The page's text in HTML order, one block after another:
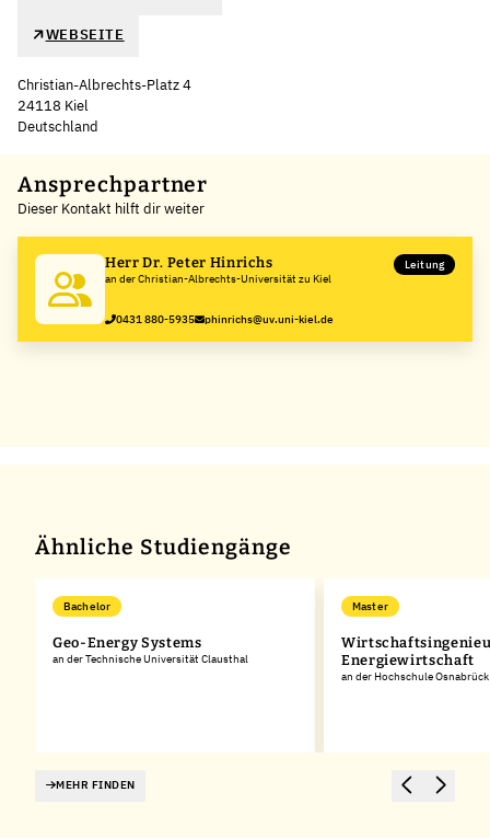
WEBSEITE
Christian-Albrechts-Platz 4
24118 Kiel
Deutschland
+
−
Ansprechpartner
Dieser Kontakt hilft dir weiter
Herr Dr. Peter Hinrichs
an der Christian-Albrechts-Universität zu Kiel
Leitung
0431 880-5935 phinrichs@uv.uni-kiel.de
Ähnliche Studiengänge
Bachelor
Geo-Energy Systems
an der Technische Universität Clausthal
Master
Energiewirtschaft
an der Hochschule Osnabrück
MEHR FINDEN